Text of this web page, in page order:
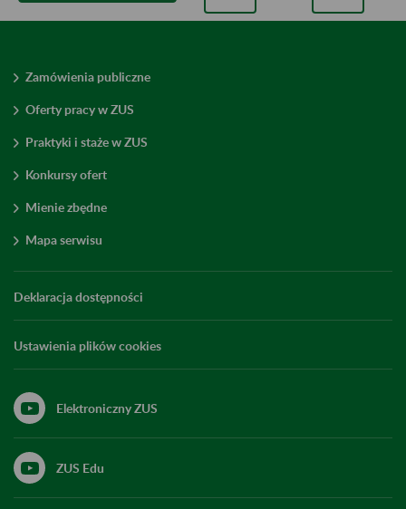
Zamówienia publiczne
Oferty pracy w ZUS
Praktyki i staże w ZUS
Konkursy ofert
Mienie zbędne
Mapa serwisu
Deklaracja dostępności
Ustawienia plików cookies
Elektroniczny ZUS
ZUS Edu